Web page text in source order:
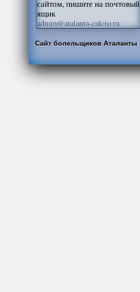
сайтом, пишите на почтовый
ящик
admin@atalanta-calcio.ru
Сайт болельщиков Аталанты